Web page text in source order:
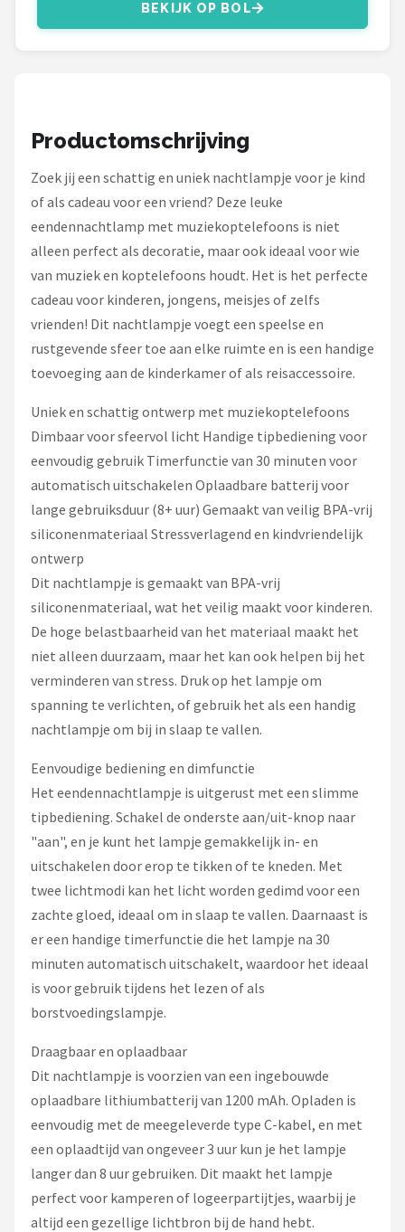
Balvi
BEKIJK OP BOL
Productomschrijving
Zoek jij een schattig en uniek nachtlampje voor je kind
of als cadeau voor een vriend? Deze leuke
eendennachtlamp met muziekoptelefoons is niet
alleen perfect als decoratie, maar ook ideaal voor wie
van muziek en koptelefoons houdt. Het is het perfecte
cadeau voor kinderen, jongens, meisjes of zelfs
vrienden! Dit nachtlampje voegt een speelse en
rustgevende sfeer toe aan elke ruimte en is een handige
toevoeging aan de kinderkamer of als reisaccessoire.
Uniek en schattig ontwerp met muziekoptelefoons
Dimbaar voor sfeervol licht Handige tipbediening voor
eenvoudig gebruik Timerfunctie van 30 minuten voor
automatisch uitschakelen Oplaadbare batterij voor
lange gebruiksduur (8+ uur) Gemaakt van veilig BPA-vrij
siliconenmateriaal Stressverlagend en kindvriendelijk
ontwerp
Dit nachtlampje is gemaakt van BPA-vrij
siliconenmateriaal, wat het veilig maakt voor kinderen.
De hoge belastbaarheid van het materiaal maakt het
niet alleen duurzaam, maar het kan ook helpen bij het
verminderen van stress. Druk op het lampje om
spanning te verlichten, of gebruik het als een handig
nachtlampje om bij in slaap te vallen.
Eenvoudige bediening en dimfunctie
Het eendennachtlampje is uitgerust met een slimme
tipbediening. Schakel de onderste aan/uit-knop naar
"aan", en je kunt het lampje gemakkelijk in- en
uitschakelen door erop te tikken of te kneden. Met
twee lichtmodi kan het licht worden gedimd voor een
zachte gloed, ideaal om in slaap te vallen. Daarnaast is
er een handige timerfunctie die het lampje na 30
minuten automatisch uitschakelt, waardoor het ideaal
is voor gebruik tijdens het lezen of als
borstvoedingslampje.
Draagbaar en oplaadbaar
Dit nachtlampje is voorzien van een ingebouwde
oplaadbare lithiumbatterij van 1200 mAh. Opladen is
eenvoudig met de meegeleverde type C-kabel, en met
een oplaadtijd van ongeveer 3 uur kun je het lampje
langer dan 8 uur gebruiken. Dit maakt het lampje
perfect voor kamperen of logeerpartijtjes, waarbij je
altijd een gezellige lichtbron bij de hand hebt.